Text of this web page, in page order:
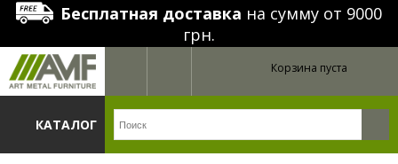
Бесплатная доставка на сумму от 9000
грн.
Корзина пуста
КАТАЛОГ